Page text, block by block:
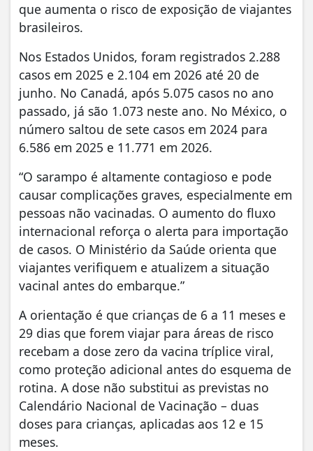
que aumenta o risco de exposição de viajantes
brasileiros.
Nos Estados Unidos, foram registrados 2.288
casos em 2025 e 2.104 em 2026 até 20 de
junho. No Canadá, após 5.075 casos no ano
passado, já são 1.073 neste ano. No México, o
número saltou de sete casos em 2024 para
6.586 em 2025 e 11.771 em 2026.
“O sarampo é altamente contagioso e pode
causar complicações graves, especialmente em
pessoas não vacinadas. O aumento do fluxo
internacional reforça o alerta para importação
de casos. O Ministério da Saúde orienta que
viajantes verifiquem e atualizem a situação
vacinal antes do embarque.”
A orientação é que crianças de 6 a 11 meses e
29 dias que forem viajar para áreas de risco
recebam a dose zero da vacina tríplice viral,
como proteção adicional antes do esquema de
rotina. A dose não substitui as previstas no
Calendário Nacional de Vacinação – duas
doses para crianças, aplicadas aos 12 e 15
meses.